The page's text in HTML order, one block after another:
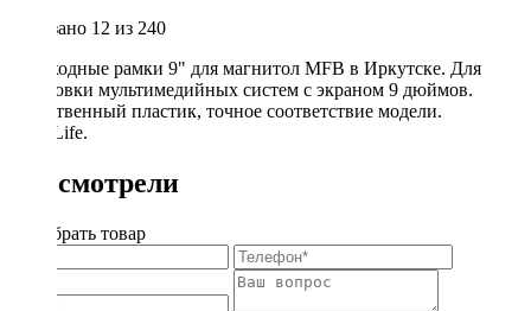
Показано 12 из 240
Переходные рамки 9" для магнитол MFB в Иркутске. Для
установки мультимедийных систем с экраном 9 дюймов.
Качественный пластик, точное соответствие модели.
DriveLife.
Вы смотрели
Подобрать товар